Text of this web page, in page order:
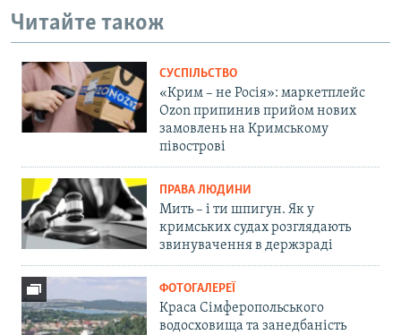
Читайте також
СУСПІЛЬСТВО
«Крим – не Росія»: маркетплейс
Ozon припинив прийом нових
замовлень на Кримському
півострові
ПРАВА ЛЮДИНИ
Мить – і ти шпигун. Як у
кримських судах розглядають
звинувачення в держзраді
ФОТОГАЛЕРЕЇ
Краса Сімферопольського
водосховища та занедбаність